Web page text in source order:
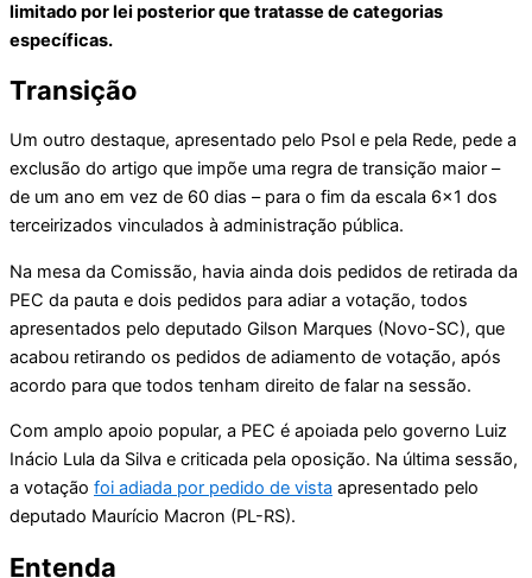
limitado por lei posterior que tratasse de categorias
específicas.
Transição
Um outro destaque, apresentado pelo Psol e pela Rede, pede a
exclusão do artigo que impõe uma regra de transição maior –
de um ano em vez de 60 dias – para o fim da escala 6×1 dos
terceirizados vinculados à administração pública.
Na mesa da Comissão, havia ainda dois pedidos de retirada da
PEC da pauta e dois pedidos para adiar a votação, todos
apresentados pelo deputado Gilson Marques (Novo-SC), que
acabou retirando os pedidos de adiamento de votação, após
acordo para que todos tenham direito de falar na sessão.
Com amplo apoio popular, a PEC é apoiada pelo governo Luiz
Inácio Lula da Silva e criticada pela oposição. Na última sessão,
a votação foi adiada por pedido de vista apresentado pelo
deputado Maurício Macron (PL-RS).
Entenda